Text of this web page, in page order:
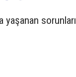
yaşanan sorunları